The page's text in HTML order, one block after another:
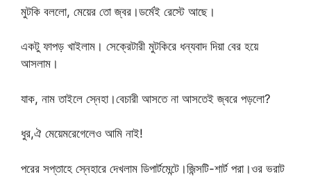
মুটকি বললো, মেয়ের তো জ্বর।ডর্মেই রেস্টে আছে।
একটু ফাপড় খাইলাম। সেক্রেটারী মুটকিরে ধন্যবাদ দিয়া বের হয়ে
আসলাম।
যাক, নাম তাইলে স্নেহা।বেচারী আসতে না আসতেই জ্বরে পড়লো?
ধুর,ঐ মেয়েমরেগেলেও আমি নাই!
পরের সপ্তাহে স্নেহারে দেখলাম ডিপার্টমেন্টে।জিন্সটি-শার্ট পরা।ওর ভরাট